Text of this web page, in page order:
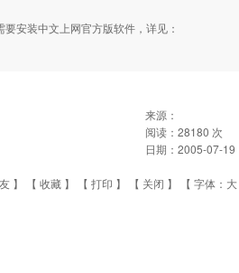
安装中文上网官方版软件，详见：
来源：
阅读： 28180 次
日期： 2005-07-19
】 【 收藏 】 【 打印 】 【 关闭 】 【 字体： 大